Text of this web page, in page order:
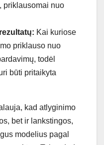
priklausomai nuo
Kai kuriose
priklauso nuo
todėl
būti pritaikyta
kad atlyginimo
bet ir lankstingos,
modelius pagal